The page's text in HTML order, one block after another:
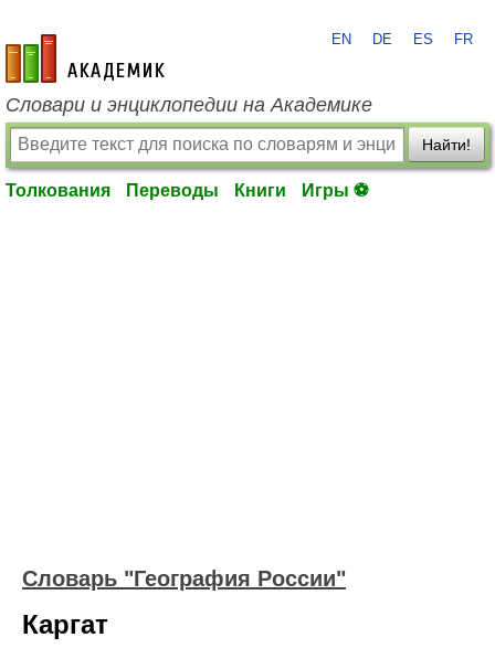
academic.ru
EN DE ES FR
Словари и энциклопедии на Академике
Найти!
Толкования Переводы Книги Игры ⚽
Словарь "География России"
Каргат